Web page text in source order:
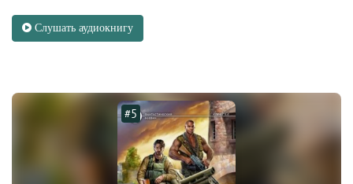
Слушать аудиокнигу
#5